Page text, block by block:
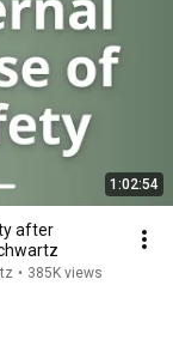
1:02:54
after
• 385K views